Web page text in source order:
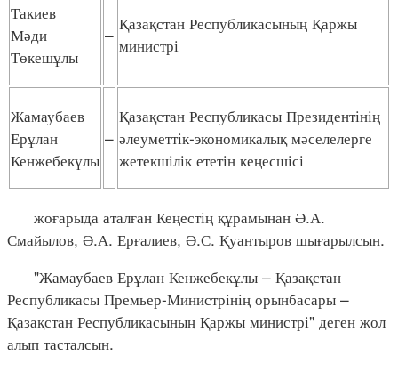
Такиев
Мәди
Төкешұлы
–
Қазақстан Республикасының Қаржы
министрі
Жамаубаев
Ерұлан
Кенжебекұлы
–
Қазақстан Республикасы Президентінің
әлеуметтік-экономикалық мәселелерге
жетекшілік ететін кеңесшісі
жоғарыда аталған Кеңестің құрамынан Ə.А.
Смайылов, Ә.А. Ерғалиев, Ә.С. Қуантыров шығарылсын.
"Жамаубаев Ерұлан Кенжебекұлы – Қазақстан
Республикасы Премьер-Министрінің орынбасары –
Қазақстан Республикасының Қаржы министрі" деген жол
алып тасталсын.